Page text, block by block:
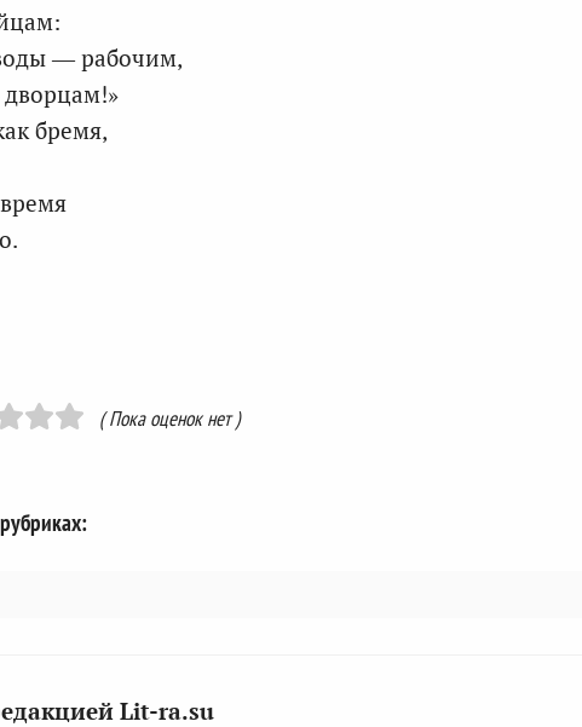
— рабочим,
бремя,
( Пока оценок нет )
Lit-ra.su